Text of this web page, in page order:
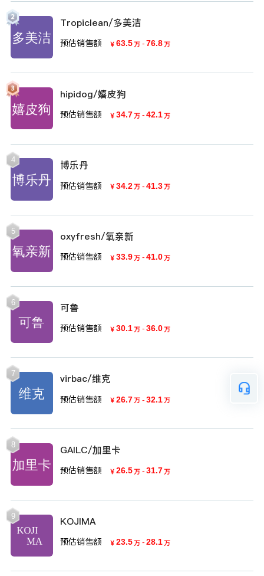
Tropiclean/多美洁
预估销售额 ￥ 63.5万 - 76.8万
hipidog/嬉皮狗
预估销售额 ￥ 34.7万 - 42.1万
4 博乐丹
预估销售额 ￥ 34.2万 - 41.3万
5 oxyfresh/氧亲新
预估销售额 ￥ 33.9万 - 41.0万
6 可鲁
预估销售额 ￥ 30.1万 - 36.0万
7 virbac/维克
预估销售额 ￥ 26.7万 - 32.1万
8 GAILC/加里卡
预估销售额 ￥ 26.5万 - 31.7万
9 KOJIMA
预估销售额 ￥ 23.5万 - 28.1万